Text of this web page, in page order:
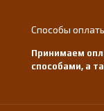
Способы
Принимаем
способами, а